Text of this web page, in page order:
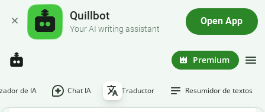
Quillbot
Your AI writing assistant
Open App
Premium
de IA Chat IA Traductor Resumidor de textos